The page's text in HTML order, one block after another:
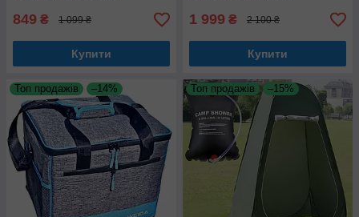
849 ₴ 1 099 ₴
Купити
1 999 ₴ 2 100 ₴
Купити
Топ продажів –14% Топ продажів –15%